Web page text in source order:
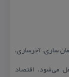
سازی، آجرسازی،
می‌شود. اقتصاد